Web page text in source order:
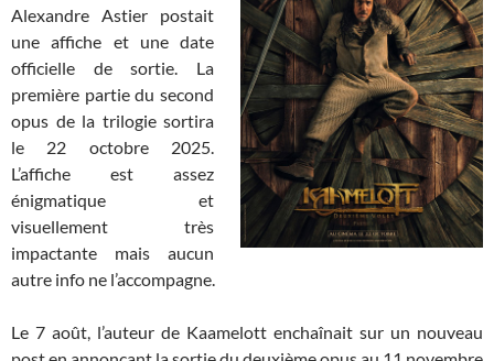
Alexandre Astier postait
une affiche et une date
officielle de sortie. La
première partie du second
opus de la trilogie sortira
le 22 octobre 2025.
L’affiche est assez
énigmatique et
visuellement très
impactante mais aucun
autre info ne l’accompagne.
Le 7 août, l’auteur de Kaamelott enchaînait sur un nouveau